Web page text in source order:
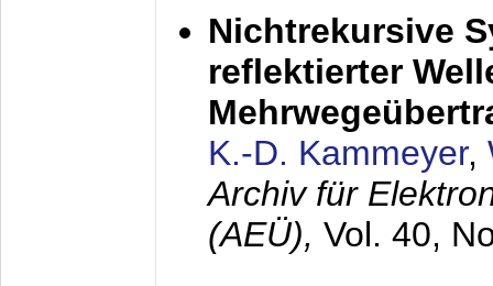
Nichtrekursive
reflektierter
K.-D. Kammeyer,
Archiv für
(AEÜ), Vol. 40,